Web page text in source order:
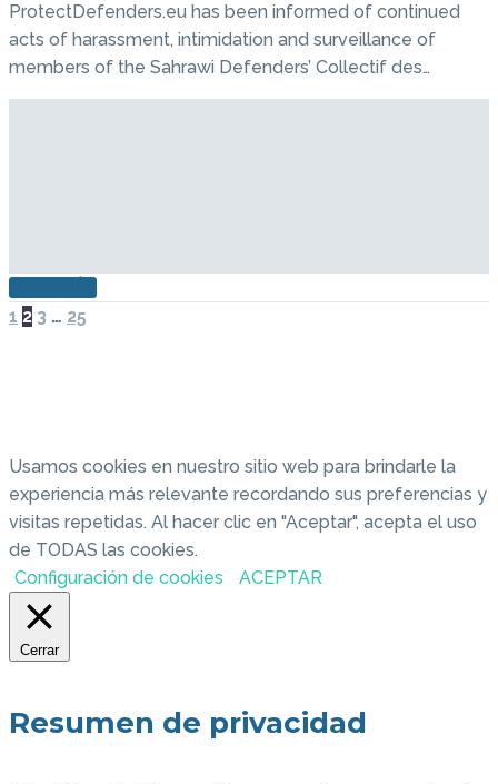
ProtectDefenders.eu has been informed of continued
acts of harassment, intimidation and surveillance of
members of the Sahrawi Defenders’ Collectif des…
ANT.
1 2 3 … 25
Usamos cookies en nuestro sitio web para brindarle la
experiencia más relevante recordando sus preferencias y
visitas repetidas. Al hacer clic en "Aceptar", acepta el uso
de TODAS las cookies.
Configuración de cookies
ACEPTAR
Cerrar
Resumen de privacidad